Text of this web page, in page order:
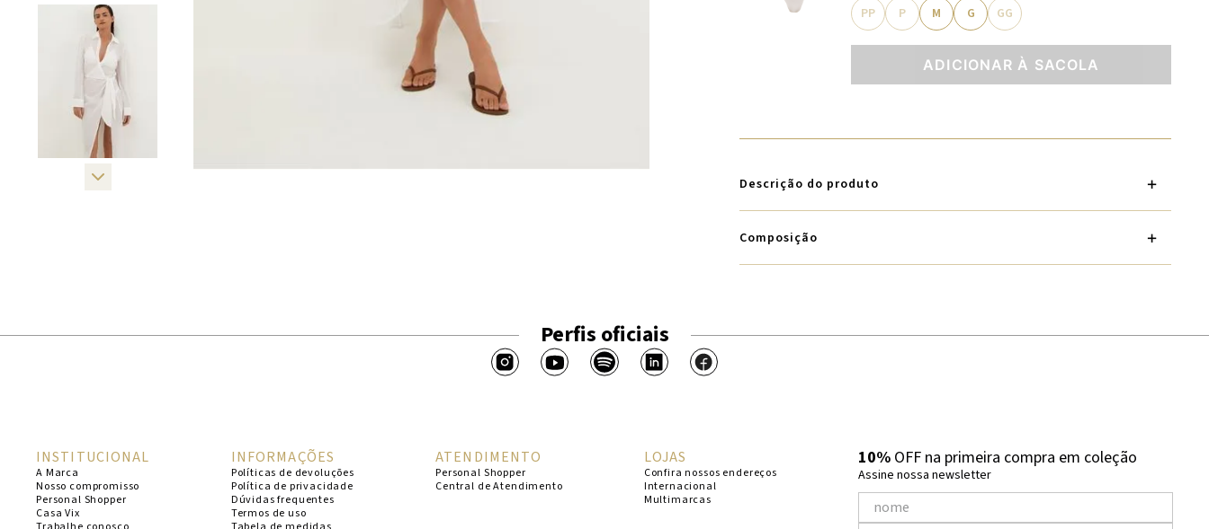
PP P M G GG
ADICIONAR À SACOLA
Descrição do produto
Composição
Perfis oficiais
INSTITUCIONAL
A Marca
Nosso compromisso
Personal Shopper
Casa Vix
INFORMAÇÕES
Políticas de devoluções
Política de privacidade
Dúvidas frequentes
Termos de uso
ATENDIMENTO
Personal Shopper
Central de Atendimento
LOJAS
Confira nossos endereços
Internacional
Multimarcas
10%OFF na primeira compra em coleção
Assine nossa newsletter